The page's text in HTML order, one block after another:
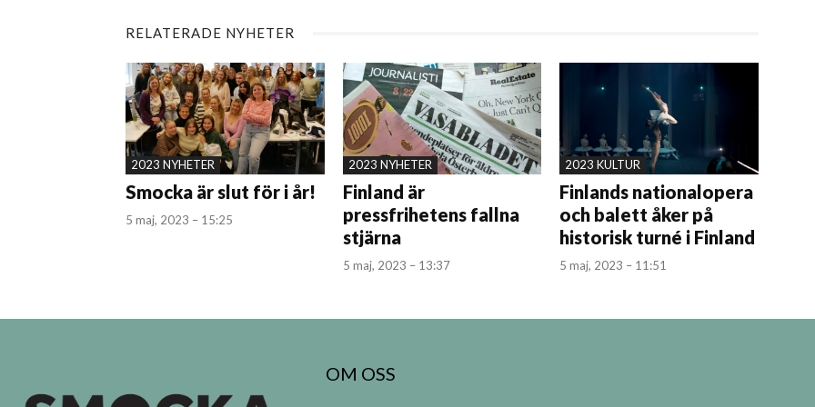
RELATERADE NYHETER
2023 NYHETER
Smocka är slut för i år!
5 maj, 2023 – 15:25
2023 NYHETER
Finland är
pressfrihetens fallna
stjärna
5 maj, 2023 – 13:37
2023 KULTUR
Finlands nationalopera
och balett åker på
historisk turné i Finland
5 maj, 2023 – 11:51
OM OSS